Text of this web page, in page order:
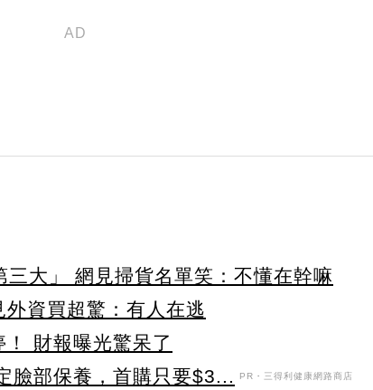
大」 網見掃貨名單笑：不懂在幹嘛
資買超驚：有人在逃
！ 財報曝光驚呆了
臉部保養，首購只要$3...
PR・三得利健康網路商店